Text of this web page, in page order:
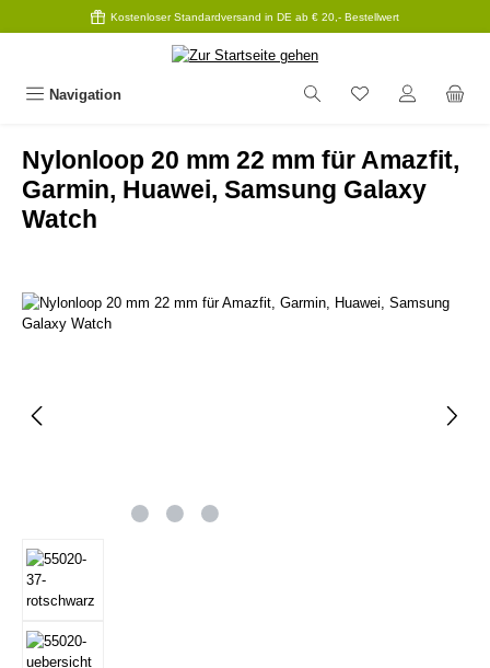
Zum Hauptinhalt springenKostenloser Standardversand in DE ab € 20,- Bestellwert
Navigation
Nylonloop 20 mm 22 mm für Amazfit,
Garmin, Huawei, Samsung Galaxy
Watch
Bildergalerie überspringen